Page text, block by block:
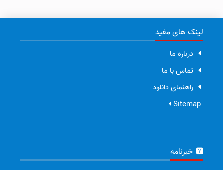
لینک های مفید
درباره ما
تماس با ما
راهنمای دانلود
Sitemap
خبرنامه